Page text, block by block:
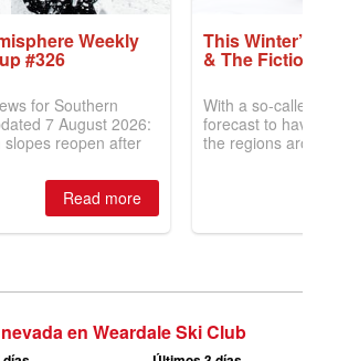
en Weardale Ski Club